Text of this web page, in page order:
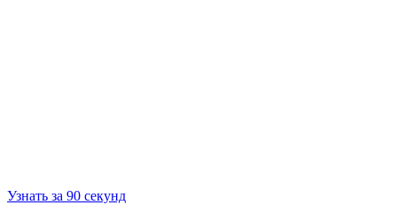
Узнать за 90 секунд